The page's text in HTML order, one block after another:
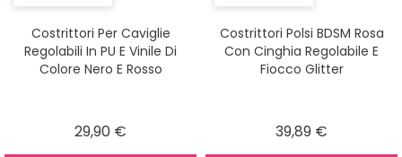
Costrittori Per Caviglie
Regolabili In PU E Vinile Di
Colore Nero E Rosso
29,90 €
Costrittori Polsi BDSM Rosa
Con Cinghia Regolabile E
Fiocco Glitter
39,89 €